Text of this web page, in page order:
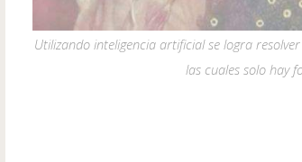
Utilizando inteligencia artificial se logra
las cuales solo hay